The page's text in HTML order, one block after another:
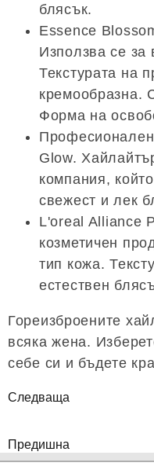
блясък.
Essence
Използва се за
Текстурата на
кремообразна.
Форма на
Glow.
компания,
свежест и лек
L'oreal Alliance
козметичен
тип кожа.
естествен
Гореизброените
всяка жена.
себе си и бъдете
Следваща
Предишна